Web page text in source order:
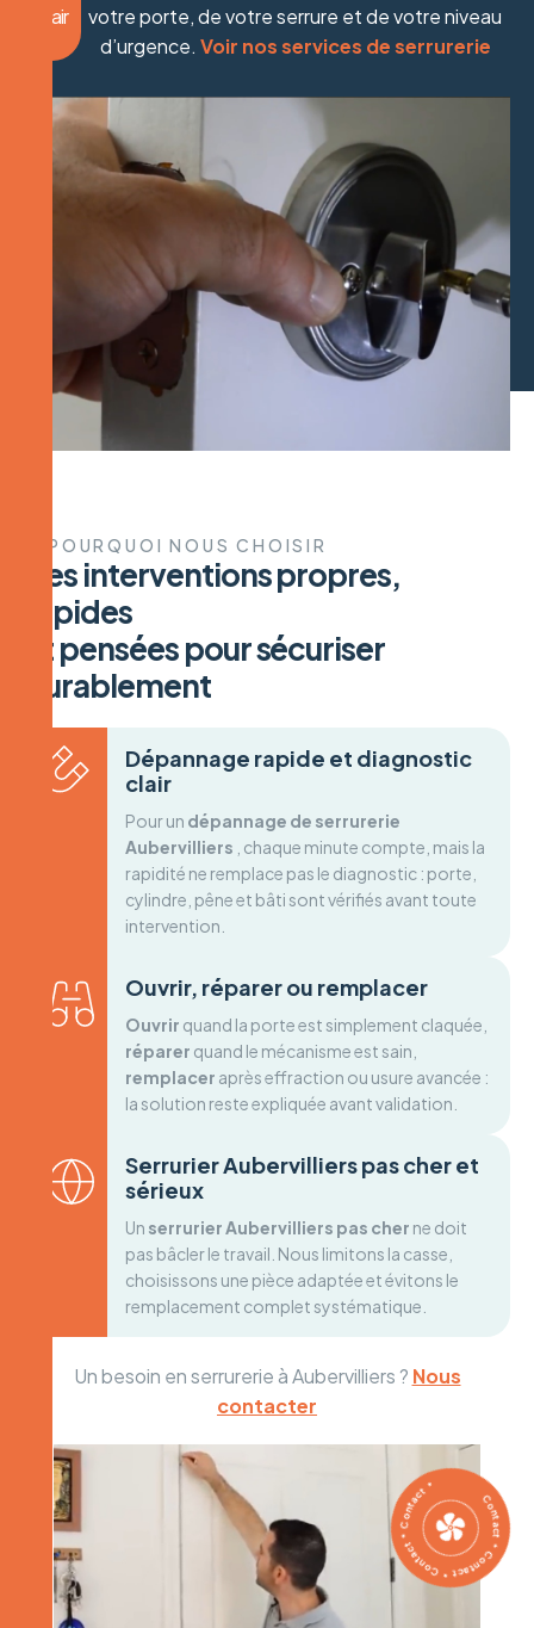
clair
votre porte, de votre serrure et de votre niveau
d’urgence. Voir nos services de serrurerie
Contact * Contact * Contact * Contact *
POURQUOI NOUS CHOISIR
esinterventionspropres,
pides
tpenséespoursécuriser
urablement
Dépannage rapide et diagnostic
clair
Pour un dépannage de serrurerie
Aubervilliers , chaque minute compte, mais la
rapidité ne remplace pas le diagnostic : porte,
cylindre, pêne et bâti sont vérifiés avant toute
intervention.
Ouvrir, réparer ou remplacer
Ouvrir quand la porte est simplement claquée,
réparer quand le mécanisme est sain,
remplacer après effraction ou usure avancée :
la solution reste expliquée avant validation.
Serrurier Aubervilliers pas cher et
sérieux
Un serrurier Aubervilliers pas cher ne doit
pas bâcler le travail. Nous limitons la casse,
choisissons une pièce adaptée et évitons le
remplacement complet systématique.
Un besoin en serrurerie à Aubervilliers ? Nous
contacter